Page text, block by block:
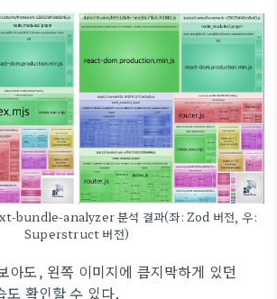
bundle-analyzer 분석 결과(좌: Zod 버전, 우:
Superstruct 버전)
아도, 왼쪽 이미지에 큼지막하게 있던
확인할 수 있다.